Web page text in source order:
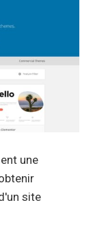
une
site